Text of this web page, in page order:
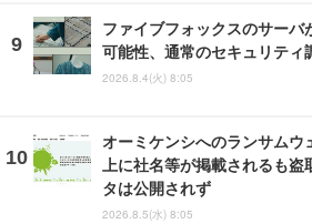
ファイブフォックスのサー
可能性、通常のセキュリティ
2026.8.4(火) 8:05
オーミケンシへのランサムウ
上に社名等が掲載されるも盗
タは公開されず
2026.8.5(水) 8:05